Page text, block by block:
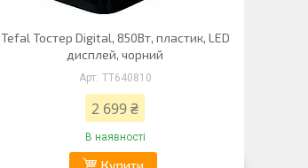
Tefal Тостер Digital, 850Вт, пластик, LED
дисплей, чорний
TT640810
2 699 ₴
В наявності
Купити